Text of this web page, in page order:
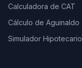
Calculadora de CAT
Cálculo de Aguinaldo
Simulador Hipotecario